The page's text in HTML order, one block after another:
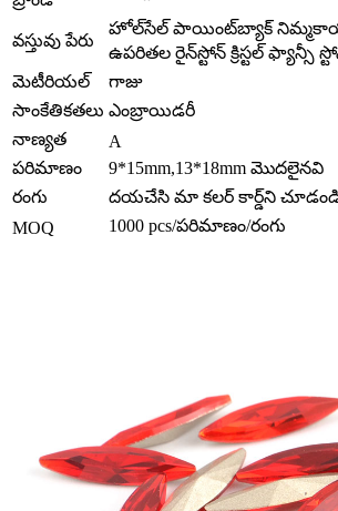
వస్తువు పేరు
హోల్‌సేల్ పాయింట్‌బ్యాక్ నిమ్మకాయ
ఉపరితల రైన్‌స్టోన్ క్రిస్టల్ ఫ్యాన్సీ
మెటీరియల్
గాజు
సాంకేతికతలు ఎంబ్రాయిడరీ
నాణ్యత
A
పరిమాణం
9*15mm,13*18mm మొదలైనవి
రంగు
దయచేసి మా కలర్ కార్డ్‌ని
MOQ
1000 pcs/పరిమాణం/రంగు